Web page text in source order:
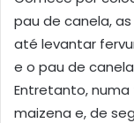
pau de canela,
até levantar
e o pau de
Entretanto,
maizena e, de